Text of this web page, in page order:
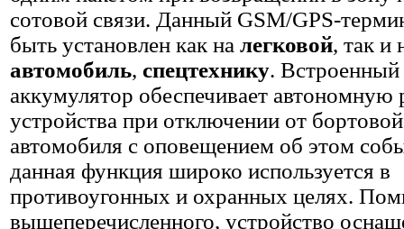
сотовой связи. Данный GSM/GPS-
быть установлен как на легковой, так и
автомобиль, спецтехнику. Встроенный
аккумулятор обеспечивает автономную
устройства при отключении от
автомобиля с оповещением об этом
данная функция широко используется в
противоугонных и охранных целях.
вышеперечисленного, устройство